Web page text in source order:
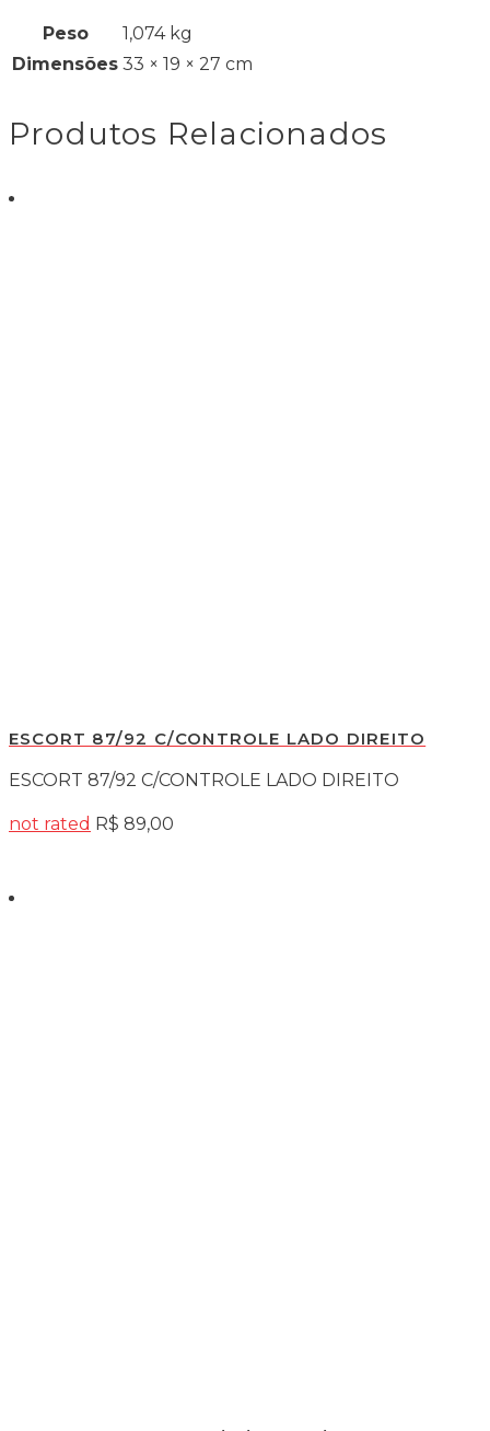
Peso
1,074 kg
Dimensões 33 × 19 × 27 cm
Produtos Relacionados
ESCORT 87/92 C/CONTROLE LADO DIREITO
ESCORT 87/92 C/CONTROLE LADO DIREITO
not rated R$ 89,00